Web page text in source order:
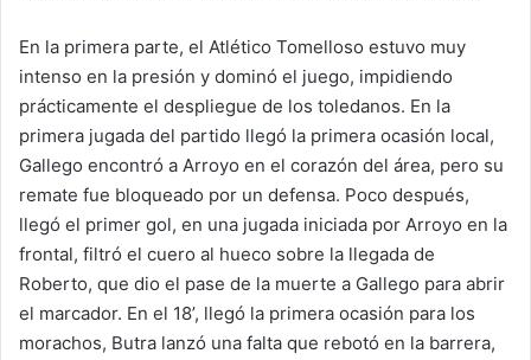
En la primera parte, el Atlético Tomelloso estuvo muy
intenso en la presión y dominó el juego, impidiendo
prácticamente el despliegue de los toledanos. En la
primera jugada del partido llegó la primera ocasión local,
Gallego encontró a Arroyo en el corazón del área, pero su
remate fue bloqueado por un defensa. Poco después,
llegó el primer gol, en una jugada iniciada por Arroyo en la
frontal, filtró el cuero al hueco sobre la llegada de
Roberto, que dio el pase de la muerte a Gallego para abrir
el marcador. En el 18’, llegó la primera ocasión para los
morachos, Butra lanzó una falta que rebotó en la barrera,